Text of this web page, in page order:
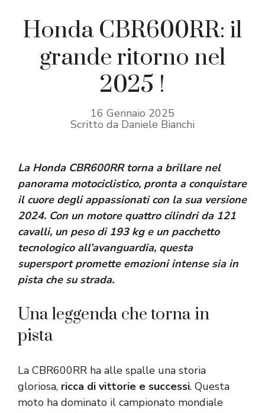
Honda CBR600RR: il
grande ritorno nel
2025 !
16 Gennaio 2025
Scritto da Daniele Bianchi
La Honda CBR600RR torna a brillare nel
panorama motociclistico, pronta a conquistare
il cuore degli appassionati con la sua versione
2024. Con un motore quattro cilindri da 121
cavalli, un peso di 193 kg e un pacchetto
tecnologico all’avanguardia, questa
supersport promette emozioni intense sia in
pista che su strada.
Una leggenda che torna in
pista
La CBR600RR ha alle spalle una storia
gloriosa, ricca di vittorie e successi. Questa
moto ha dominato il campionato mondiale